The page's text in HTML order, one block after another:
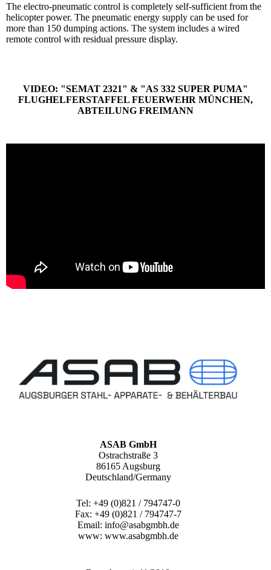
The electro-pneumatic control is completely self-sufficient from the
helicopter power. The pneumatic energy supply can be used for
more than 150 dumping actions. The system includes a wired
remote control with residual pressure display.
VIDEO: "SEMAT 2321" & "AS 332 SUPER PUMA"
FLUGHELFERSTAFFEL FEUERWEHR MÜNCHEN,
ABTEILUNG FREIMANN
ASAB GmbH
Ostrachstraße 3
86165 Augsburg
Deutschland/Germany
Tel: +49 (0)821 / 794747-0
Fax: +49 (0)821 / 794747-7
Email: info@asabgmbh.de
www: www.asabgmbh.de